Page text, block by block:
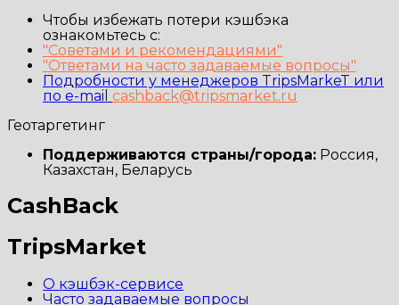
Чтобы избежать потери кэшбэка
ознакомьтесь с:
"Советами и рекомендациями"
"Ответами на часто задаваемые вопросы"
Подробности у менеджеров TripsMarkeT или
по e-mail cashback@tripsmarket.ru
Геотаргетинг
Поддерживаются страны/города: Россия,
Казахстан, Беларусь
CashBack
TripsMarket
О кэшбэк-сервисе
Часто задаваемые вопросы